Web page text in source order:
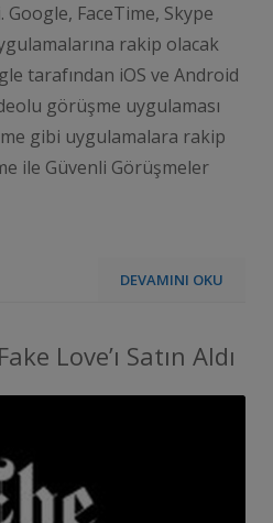
FaceTime, Skype
rakip olacak
tarafından iOS ve Android
görüşme uygulaması
gibi uygulamalara rakip
ile Güvenli Görüşmeler
DEVAMINI OKU
Love’ı Satın Aldı